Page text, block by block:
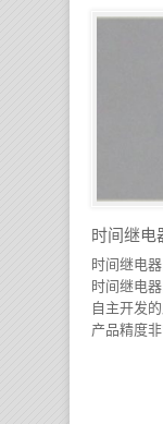
时间继电
时间继电
时间继电
自主开发
产品精度